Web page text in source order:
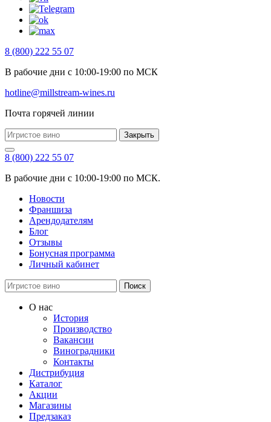
8 (800) 222 55 07
В рабочие дни с 10:00-19:00 по МСК
hotline@millstream-wines.ru
Почта горячей линии
Закрыть
8 (800) 222 55 07
В рабочие дни с 10:00-19:00 по МСК.
Новости
Франшиза
Арендодателям
Блог
Отзывы
Бонусная программа
Личный кабинет
Поиск
О нас
История
Производство
Вакансии
Виноградники
Контакты
Дистрибуция
Каталог
Акции
Магазины
Предзаказ